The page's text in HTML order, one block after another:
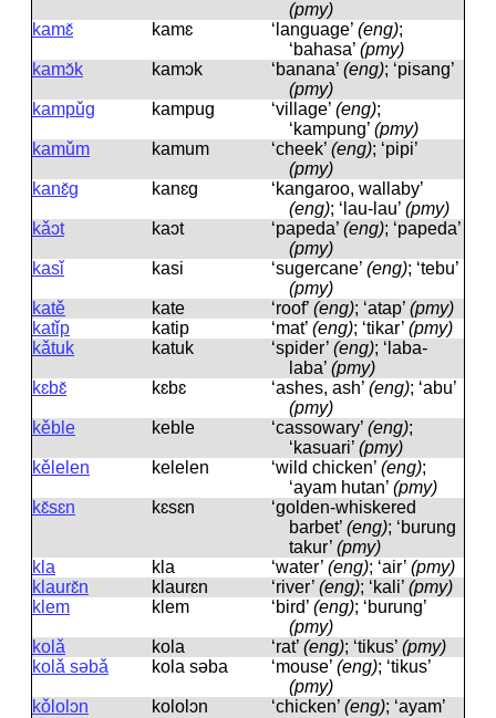
(pmy)
kamɛ̌
kamɛ ‘language’ (eng);
‘bahasa’ (pmy)
kamɔ̌k
kamɔk ‘banana’ (eng); ‘pisang’
(pmy)
kampǔg
kampuɡ ‘village’ (eng);
‘kampung’ (pmy)
kamǔm
kamum ‘cheek’ (eng); ‘pipi’
(pmy)
kanɛ̌g
kanɛɡ
‘kangaroo, wallaby’
(eng); ‘lau-lau’ (pmy)
kǎɔt
kaɔt ‘papeda’ (eng); ‘papeda’
(pmy)
kasǐ
kasi ‘sugercane’ (eng); ‘tebu’
(pmy)
katě
kate ‘roof’ (eng); ‘atap’ (pmy)
katǐp
katip ‘mat’ (eng); ‘tikar’ (pmy)
kǎtuk
katuk ‘spider’ (eng); ‘laba-
laba’ (pmy)
kɛbɛ̌
kɛbɛ ‘ashes, ash’ (eng); ‘abu’
(pmy)
kěble
keble ‘cassowary’ (eng);
‘kasuari’ (pmy)
kělelen
kelelen ‘wild chicken’ (eng);
‘ayam hutan’ (pmy)
kɛ̌sɛn
kɛsɛn
‘golden-whiskered
barbet’ (eng); ‘burung
takur’ (pmy)
kla
kla ‘water’ (eng); ‘air’ (pmy)
klaurɛ̌n
klaurɛn ‘river’ (eng); ‘kali’ (pmy)
klem
klem ‘bird’ (eng); ‘burung’
(pmy)
kolǎ
kola ‘rat’ (eng); ‘tikus’ (pmy)
kolǎ səbǎ
kola səba ‘mouse’ (eng); ‘tikus’
(pmy)
kǒlolɔn
kololɔn ‘chicken’ (eng); ‘ayam’